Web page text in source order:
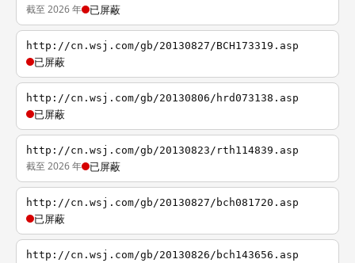
截至 2026 年 已屏蔽
http://cn.wsj.com/gb/20130827/BCH173319.asp
已屏蔽
http://cn.wsj.com/gb/20130806/hrd073138.asp
已屏蔽
http://cn.wsj.com/gb/20130823/rth114839.asp
截至 2026 年 已屏蔽
http://cn.wsj.com/gb/20130827/bch081720.asp
已屏蔽
http://cn.wsj.com/gb/20130826/bch143656.asp